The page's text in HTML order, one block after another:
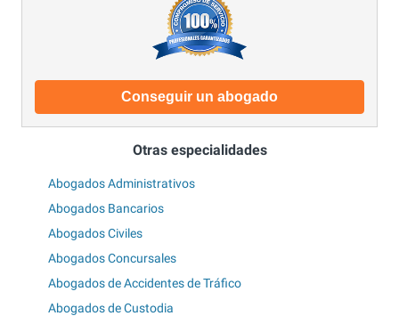
Conseguir un abogado
Otras especialidades
Abogados Administrativos
Abogados Bancarios
Abogados Civiles
Abogados Concursales
Abogados de Accidentes de Tráfico
Abogados de Custodia